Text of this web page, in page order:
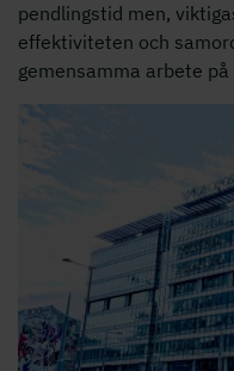
pendlingstid men,
effektiviteten och
gemensamma arbete